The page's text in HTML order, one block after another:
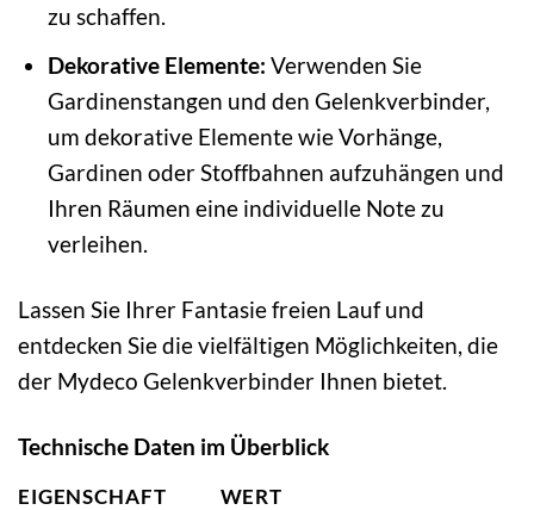
zu schaffen.
Dekorative Elemente: Verwenden Sie
Gardinenstangen und den Gelenkverbinder,
um dekorative Elemente wie Vorhänge,
Gardinen oder Stoffbahnen aufzuhängen und
Ihren Räumen eine individuelle Note zu
verleihen.
Lassen Sie Ihrer Fantasie freien Lauf und
entdecken Sie die vielfältigen Möglichkeiten, die
der Mydeco Gelenkverbinder Ihnen bietet.
Technische Daten im Überblick
EIGENSCHAFT
WERT